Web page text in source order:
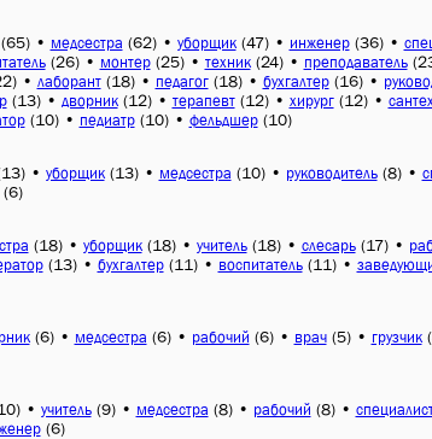
(65)• медсестра (62)• уборщик (47)• инженер (36)•
(26)• монтер (25)• техник (24)• преподаватель
• лаборант (18)• педагог (18)• бухгалтер (16)•
(13)• дворник (12)• терапевт (12)• хирург (12)•
(10)• педиатр (10)• фельдшер (10)
• уборщик (13)• медсестра (10)• руководитель (8)•
(6)
(18)• уборщик (18)• учитель (18)• слесарь (17)•
(13)• бухгалтер (11)• воспитатель (11)•
(6)• медсестра (6)• рабочий (6)• врач (5)• грузчик
• учитель (9)• медсестра (8)• рабочий (8)•
(6)